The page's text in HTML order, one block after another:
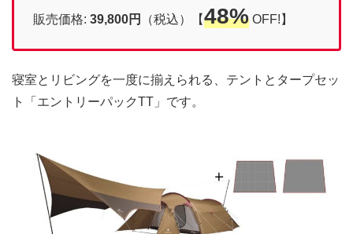
販売価格: 39,800円 （税込）【48% OFF!】
寝室とリビングを一度に揃えられる、テントとタープセッ
ト「エントリーパックTT」です。